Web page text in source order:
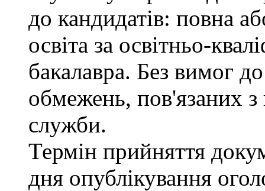
до кандидатів: повна
освіта за освітньо-
бакалавра. Без вимог
обмежень, пов'язаних
служби.
Термін прийняття
дня опублікування